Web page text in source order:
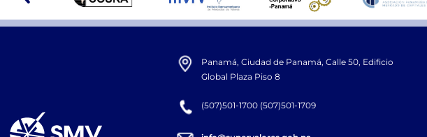
Panamá, Ciudad de Panamá, Calle 50, Edificio
Global Plaza Piso 8
(507)501-1700 (507)501-1709